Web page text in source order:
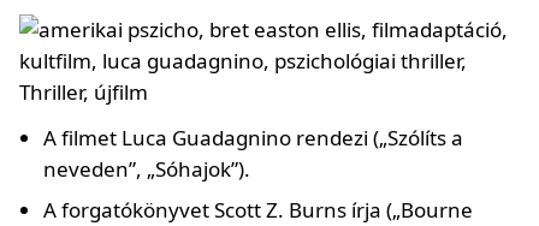
A filmet Luca Guadagnino rendezi („Szólíts a
neveden”, „Sóhajok”).
A forgatókönyvet Scott Z. Burns írja („Bourne